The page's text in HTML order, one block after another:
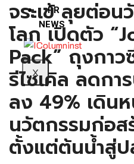
PR
NEWS
X
จระเข้ ลุยต่อ
โลก เปิดตัว
Pack” ถุงกา
รีไซเคิล ลดก
ลง 49% เดิน
นวัตกรรมก่อส
ตั้งแต่ต้นน้ำสู่ป